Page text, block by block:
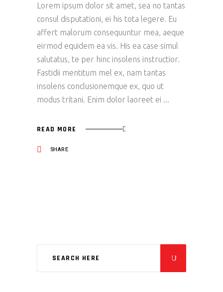
Lorem ipsum dolor sit amet, sea no tantas
consul disputationi, ei his tota legere. Eu
affert malorum consequuntur mea, aeque
eirmod equidem ea vis. His ea case simul
salutatus, te per hinc insolens instructior.
Fastidii mentitum mel ex, nam tantas
insolens conclusionemque ex, quo ut
modus tritani. Enim dolor laoreet ei
READ MORE
SHARE